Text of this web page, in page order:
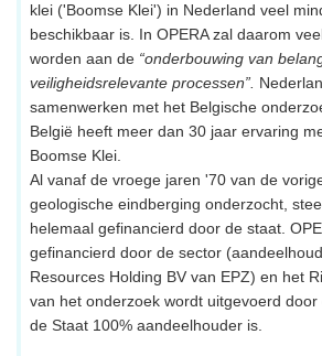
klei ('Boomse Klei') in Nederland veel
beschikbaar is. In OPERA zal daarom
worden aan de “onderbouwing van
veiligheidsrelevante processen”.
samenwerken met het Belgische
België heeft meer dan 30 jaar ervaring
Boomse Klei.
Al vanaf de vroege jaren '70 van de
geologische eindberging onderzocht,
helemaal gefinancierd door de staat.
gefinancierd door de sector
Resources Holding BV van EPZ) en het
van het onderzoek wordt uitgevoerd
de Staat 100% aandeelhouder is.